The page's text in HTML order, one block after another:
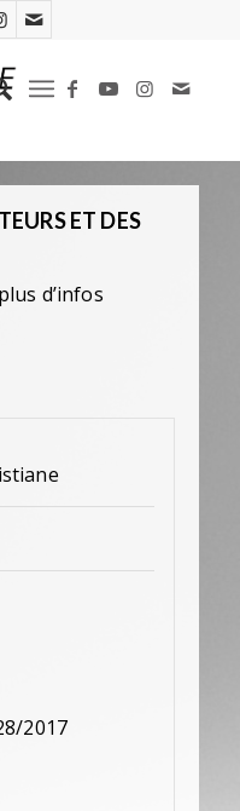
ET DES
d’infos
2017